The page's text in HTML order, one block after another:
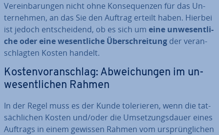
Ver­ein­ba­run­gen nicht ohne Kon­se­quen­zen für das Un­
ter­neh­men, an das Sie den Auftrag erteilt haben. Hierbei
ist jedoch ent­schei­dend, ob es sich um eine un­we­sent­li­
che oder eine we­sent­li­che Über­schrei­tung der ver­an­
schlag­ten Kosten handelt.
Kos­ten­vor­anschlag: Ab­wei­chun­gen im un­
we­sent­li­chen Rahmen
In der Regel muss es der Kunde to­le­rie­ren, wenn die tat­
säch­li­chen Kosten und/oder die Um­set­zungs­dau­er eines
Auftrags in einem gewissen Rahmen vom ur­sprüng­li­chen